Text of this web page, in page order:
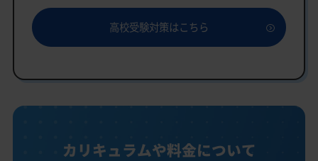
高校受験対策はこちら
カリキュラムや料金について